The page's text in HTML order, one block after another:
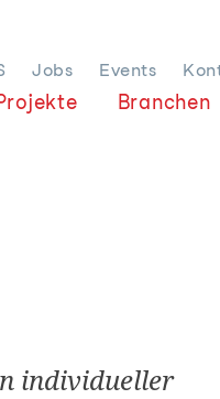
Jobs Events
Branchen
individueller